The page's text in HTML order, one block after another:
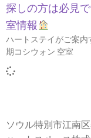
探しの方は必見
室情報
ハートステイがご案内
期コシウォン 空室
ソウル特別市江南